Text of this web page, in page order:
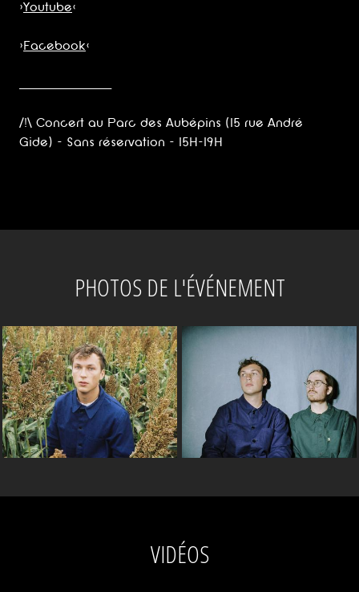
>Youtube<
>Facebook<
/!\ Concert au Parc des Aubépins (15 rue André
Gide) - Sans réservation - 15H-19H
PHOTOS DE L'ÉVÉNEMENT
VIDÉOS